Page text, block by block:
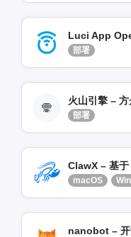
部署
部署
macOS
nanobot – 开